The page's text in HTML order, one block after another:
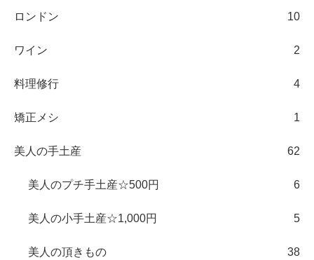
ロンドン 10
ワイン 2
料理修行 4
矯正メシ 1
美人の手土産 62
美人のプチ手土産☆500円 6
美人の小手土産☆1,000円 5
美人の頂きもの 38